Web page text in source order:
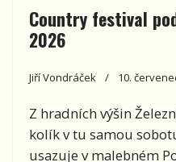
Country festival
2026
Jiří Vondráček 10.
Z hradních výšin
kolík v tu samou
usazuje v malebném